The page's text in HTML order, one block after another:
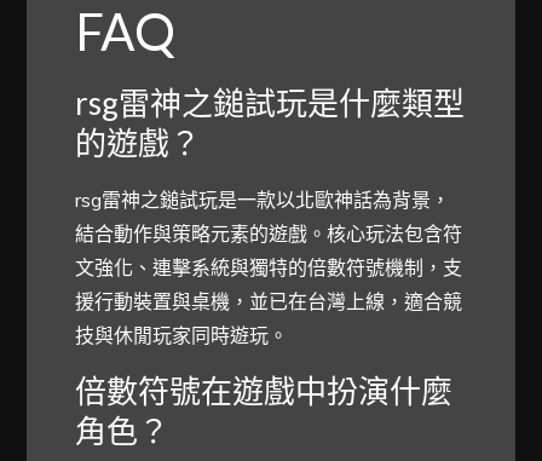
FAQ
rsg雷神之鎚試玩是什麼類型
的遊戲？
rsg雷神之鎚試玩是一款以北歐神話為背景，
結合動作與策略元素的遊戲。核心玩法包含符
文強化、連擊系統與獨特的倍數符號機制，支
援行動裝置與桌機，並已在台灣上線，適合競
技與休閒玩家同時遊玩。
倍數符號在遊戲中扮演什麼
角色？